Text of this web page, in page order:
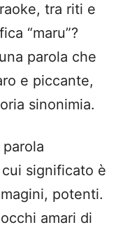
tra riti e
“maru”?
parola che
e piccante,
sinonimia.
significato è
potenti.
amari di